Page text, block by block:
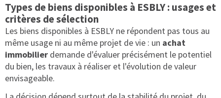
Types de biens disponibles à ESBLY : usages et
critères de sélection
Les biens disponibles à ESBLY ne répondent pas tous au
même usage ni au même projet de vie : un achat
immobilier demande d'évaluer précisément le potentiel
du bien, les travaux à réaliser et l'évolution de valeur
envisageable.